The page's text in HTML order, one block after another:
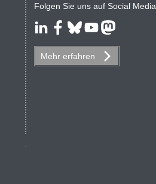
Folgen Sie uns auf Social Media
Mehr erfahren